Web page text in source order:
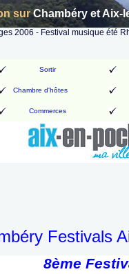
surChambéry et Aix-
2006 - Festival musique été
Sortir
Chambre d'hôtes
Commerces
Festivals
8ème